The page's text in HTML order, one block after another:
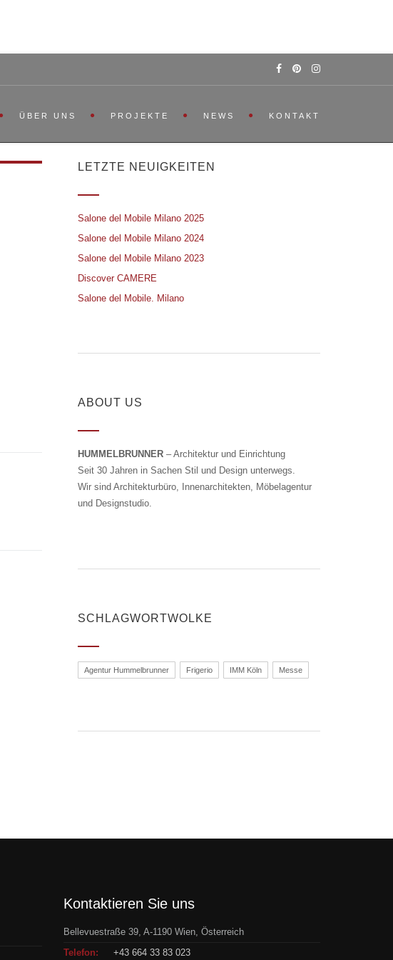
ÜBER UNS PROJEKTE NEWS KONTAKT
LETZTE NEUIGKEITEN
Salone del Mobile Milano 2025
Salone del Mobile Milano 2024
Salone del Mobile Milano 2023
Discover CAMERE
Salone del Mobile. Milano
ABOUT US
HUMMELBRUNNER – Architektur und Einrichtung
Seit 30 Jahren in Sachen Stil und Design unterwegs.
Wir sind Architekturbüro, Innenarchitekten, Möbelagentur
und Designstudio.
SCHLAGWORTWOLKE
Agentur Hummelbrunner Frigerio IMM Köln Messe
Kontaktieren Sie uns
Bellevuestraße 39, A-1190 Wien, Österreich
Telefon:
+43 664 33 83 023